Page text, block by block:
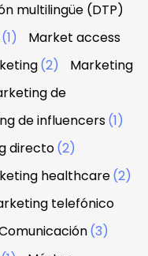
multilingüe (DTP)
(1)
Market access
(2)
Marketing
de
de influencers(1)
directo(2)
healthcare(2)
telefónico
(3)